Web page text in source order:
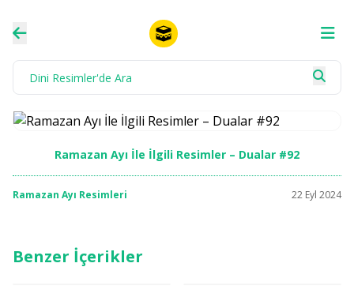
Ramazan Ayı İle İlgili Resimler – Dualar #92
Ramazan Ayı Resimleri 22 Eyl 2024
Benzer İçerikler